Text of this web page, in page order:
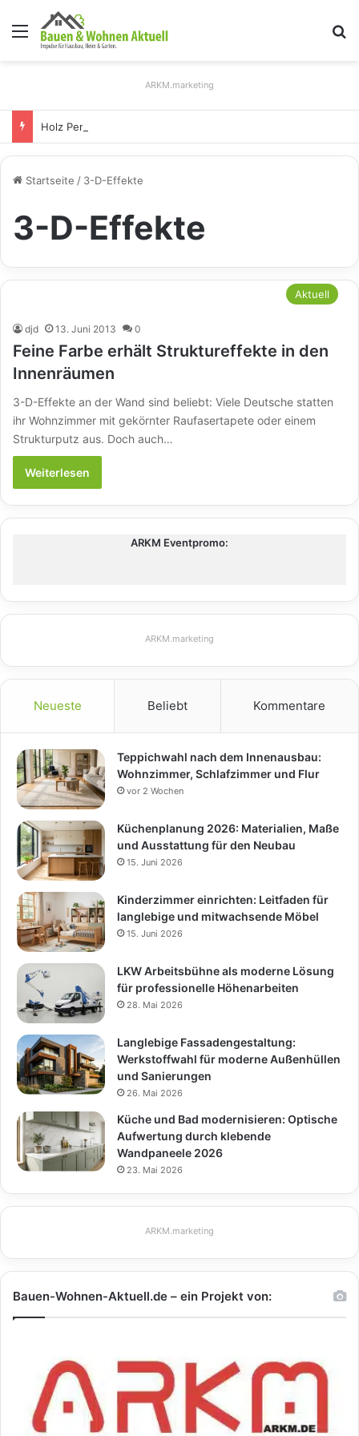
Menü
ARKM.marketing
Startseite / 3-D-Effekte
3-D-Effekte
Aktuell
djd 13. Juni 2013 0
Feine Farbe erhält Struktureffekte in den
Innenräumen
3-D-Effekte an der Wand sind beliebt: Viele Deutsche statten
ihr Wohnzimmer mit gekörnter Raufasertapete oder einem
Strukturputz aus. Doch auch…
Weiterlesen
ARKM Eventpromo:
ARKM.marketing
Neueste Beliebt Kommentare
Teppichwahl nach dem Innenausbau:
Wohnzimmer, Schlafzimmer und Flur
vor 2 Wochen
Küchenplanung 2026: Materialien, Maße
und Ausstattung für den Neubau
15. Juni 2026
Kinderzimmer einrichten: Leitfaden für
langlebige und mitwachsende Möbel
15. Juni 2026
LKW Arbeitsbühne als moderne Lösung
für professionelle Höhenarbeiten
28. Mai 2026
Langlebige Fassadengestaltung:
Werkstoffwahl für moderne Außenhüllen
und Sanierungen
26. Mai 2026
Küche und Bad modernisieren: Optische
Aufwertung durch klebende
Wandpaneele 2026
23. Mai 2026
ARKM.marketing
Bauen-Wohnen-Aktuell.de – ein Projekt von: